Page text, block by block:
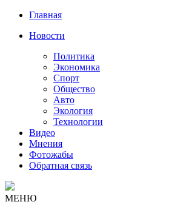
Главная
Новости
Политика
Экономика
Спорт
Общество
Авто
Экология
Технологии
Видео
Мнения
Фотожабы
Обратная связь
МЕНЮ